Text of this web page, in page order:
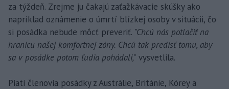
za týždeň. Zrejme ju čakajú zaťažkávacie skúšky ako
napríklad oznámenie o úmrtí blízkej osoby v situácii, čo
si posádka nebude môcť preveriť. "Chcú nás potlačiť na
hranicu našej komfortnej zóny. Chcú tak predísť tomu, aby
sa v posádke potom ľudia pohádali," vysvetlila.
Piati členovia posádky z Austrálie, Británie, Kórey a